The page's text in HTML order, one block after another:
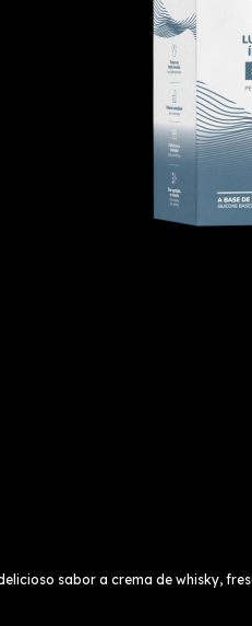
sabor a crema de whisky,